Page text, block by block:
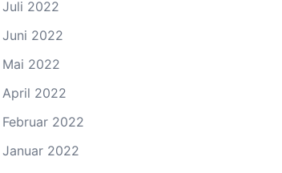
Juli 2022
Juni 2022
Mai 2022
April 2022
Februar 2022
Januar 2022